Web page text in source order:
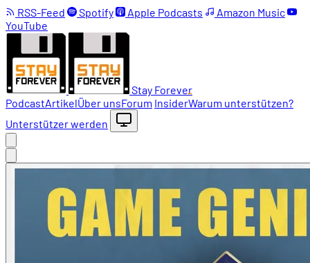
RSS-Feed Spotify Apple Podcasts
Amazon Music
YouTube
Stay Forever
PodcastArtikelÜber unsForum InsiderWarum unterstützen?
Unterstützer werden